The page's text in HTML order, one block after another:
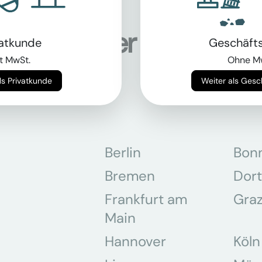
an über 5.000
Berlin
Bremen
Frankfurt am
Main
Hannover
Köln
MwSt.
Weiter als Privatkunde
Ohne
Weiter als